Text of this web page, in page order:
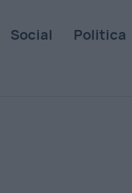
Social Politica